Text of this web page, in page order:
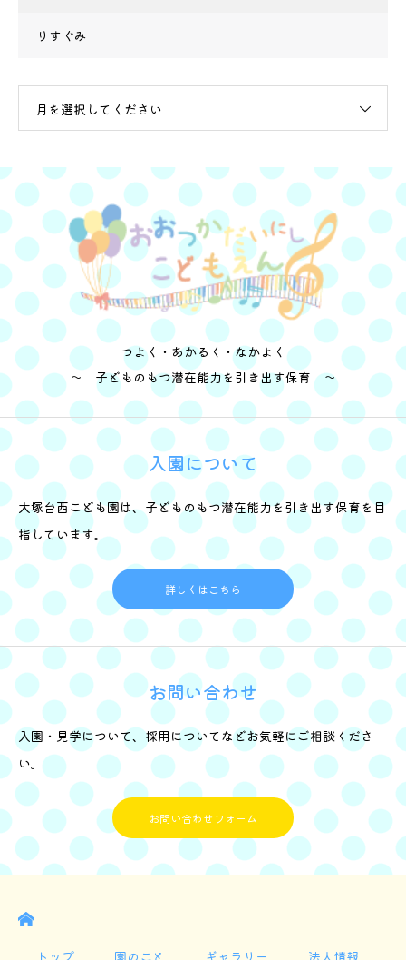
りすぐみ
月を選択してください
つよく・あかるく・なかよく
～ 子どものもつ潜在能力を引き出す保育 ～
入園について
大塚台西こども園は、子どものもつ潜在能力を引き出す保育を目
指しています。
詳しくはこちら
お問い合わせ
入園・見学について、採用についてなどお気軽にご相談くださ
い。
お問い合わせフォーム